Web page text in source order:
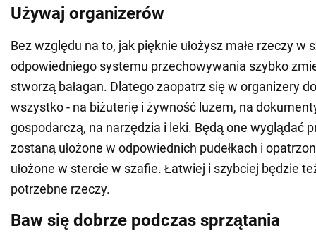
Używaj organizerów
Bez względu na to, jak pięknie ułożysz małe rzeczy w
odpowiedniego systemu przechowywania szybko
stworzą bałagan. Dlatego zaopatrz się w organizery
wszystko - na biżuterię i żywność luzem, na
gospodarczą, na narzędzia i leki. Będą one wyglądać
zostaną ułożone w odpowiednich pudełkach i
ułożone w stercie w szafie. Łatwiej i szybciej będzie
potrzebne rzeczy.
Baw się dobrze podczas sprzątania